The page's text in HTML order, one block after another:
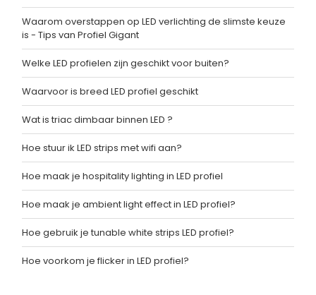
Waarom overstappen op LED verlichting de slimste keuze
is - Tips van Profiel Gigant
Welke LED profielen zijn geschikt voor buiten?
Waarvoor is breed LED profiel geschikt
Wat is triac dimbaar binnen LED ?
Hoe stuur ik LED strips met wifi aan?
Hoe maak je hospitality lighting in LED profiel
Hoe maak je ambient light effect in LED profiel?
Hoe gebruik je tunable white strips LED profiel?
Hoe voorkom je flicker in LED profiel?